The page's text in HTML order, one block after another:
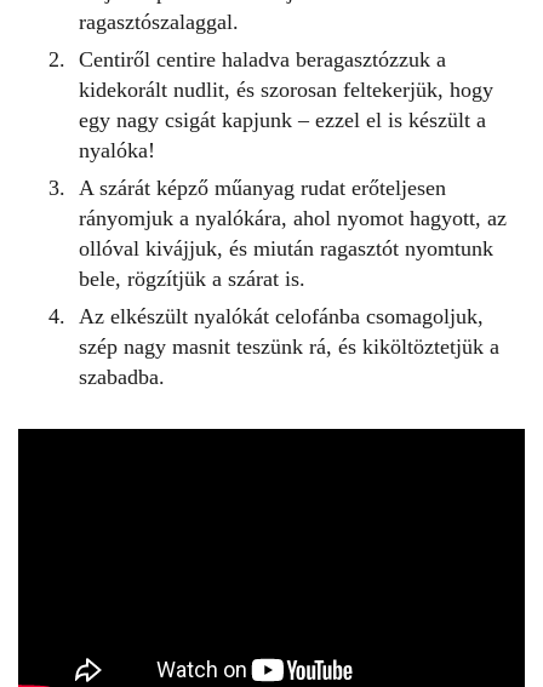
ragasztószalaggal.
Centiről centire haladva beragasztózzuk a
kidekorált nudlit, és szorosan feltekerjük, hogy
egy nagy csigát kapjunk – ezzel el is készült a
nyalóka!
A szárát képző műanyag rudat erőteljesen
rányomjuk a nyalókára, ahol nyomot hagyott, az
ollóval kivájjuk, és miután ragasztót nyomtunk
bele, rögzítjük a szárat is.
Az elkészült nyalókát celofánba csomagoljuk,
szép nagy masnit teszünk rá, és kiköltöztetjük a
szabadba.